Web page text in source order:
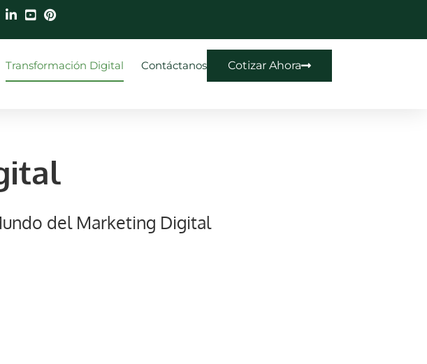
Transformación Digital Contáctanos Cotizar Ahora
del Marketing Digital